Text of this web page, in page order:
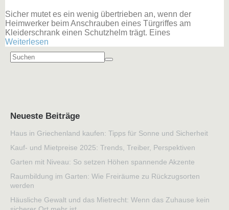
Sicher mutet es ein wenig übertrieben an, wenn der
Heimwerker beim Anschrauben eines Türgriffes am
Kleiderschrank einen Schutzhelm trägt. Eines
Weiterlesen
Neueste Beiträge
Haus in Griechenland kaufen: Tipps für Sonne und Sicherheit
Kauf- und Mietpreise 2025: Trends, Treiber, Perspektiven
Garten mit Niveau: So setzen Höhen spannende Akzente
Raumbildung im Garten: Wie Freiräume zu Rückzugsorten
werden
Häusliche Gewalt und das Mietrecht: Wenn das Zuhause kein